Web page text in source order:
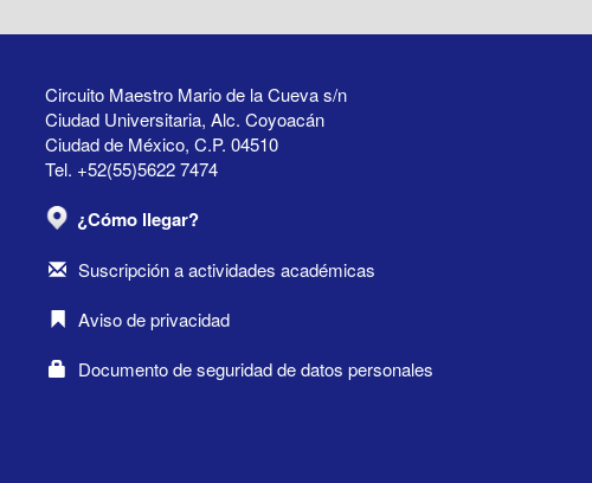
Circuito Maestro Mario de la Cueva s/n
Ciudad Universitaria, Alc. Coyoacán
Ciudad de México, C.P. 04510
Tel. +52(55)5622 7474
¿Cómo llegar?
Suscripción a actividades académicas
Aviso de privacidad
Documento de seguridad de datos personales